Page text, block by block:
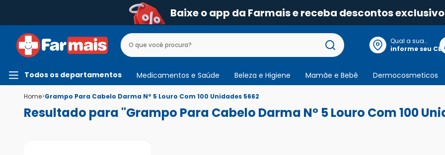
Baixe o app da Farmais e receba descontos
Qual a sua
localização?
informe seu CEP
Todos os departamentos Medicamentos e Saúde Beleza e Higiene Mamãe e Bebê Dermocosmeticos
Home>Grampo Para Cabelo Darma Nº 5 Louro Com 100 Unidades 5662
Resultado para "Grampo Para Cabelo Darma Nº 5 Louro Com 100